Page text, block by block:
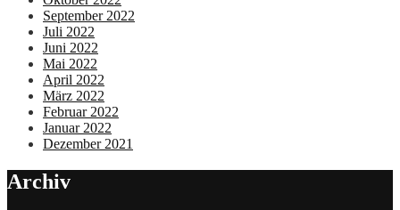
September 2022
Juli 2022
Juni 2022
Mai 2022
April 2022
März 2022
Februar 2022
Januar 2022
Dezember 2021
Archiv